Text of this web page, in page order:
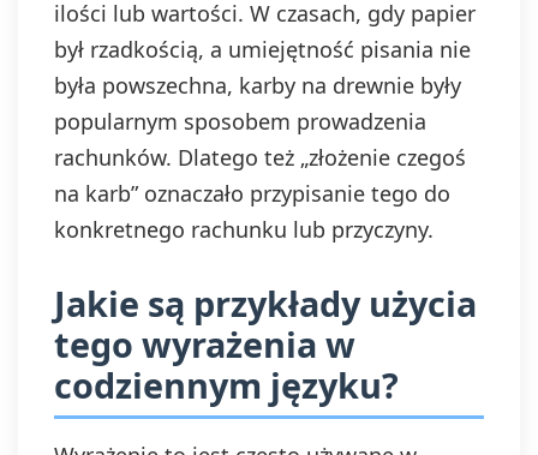
ilości lub wartości. W czasach, gdy papier
był rzadkością, a umiejętność pisania nie
była powszechna, karby na drewnie były
popularnym sposobem prowadzenia
rachunków. Dlatego też „złożenie czegoś
na karb” oznaczało przypisanie tego do
konkretnego rachunku lub przyczyny.
Jakie są przykłady użycia
tego wyrażenia w
codziennym języku?